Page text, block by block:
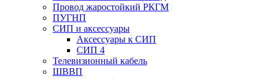
Провод жаростойкий РКГМ
ПУГНП
СИП и аксессуары
Аксессуары к СИП
СИП 4
Телевизионный кабель
ШВВП